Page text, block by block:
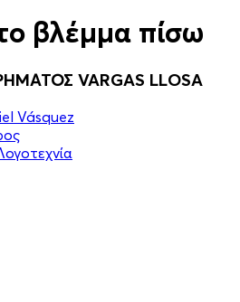
βλέμμα πίσω
VARGAS LLOSA
Vásquez